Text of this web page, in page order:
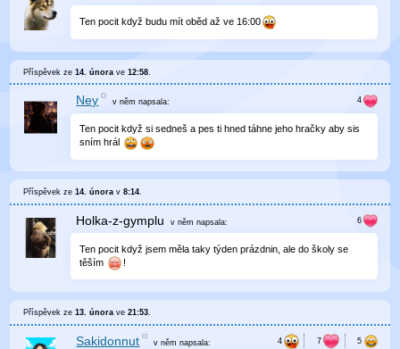
Ten pocit když budu mít oběd až ve 16:00
Příspěvek ze14. února ve12:58
Ney v němnapsala:
Ten pocit když si sedneš a pes ti hned táhne jeho hračky aby sis
sním hrál
Příspěvek ze14. února v8:14.
Holka-z-gymplu v něm napsala:
Ten pocit když jsem měla taky týden prázdnin, ale do školy se
těším
!
Příspěvek ze13. února ve21:53
Sakidonnut v němnapsala: